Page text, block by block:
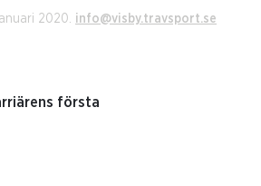
2020. info@visby.travsport.se
första